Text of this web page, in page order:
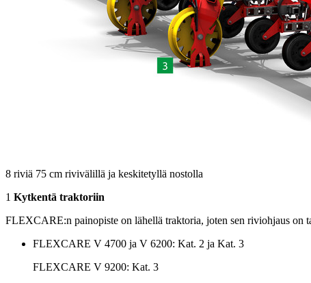
8 riviä 75 cm rivivälillä ja keskitetyllä nostolla
1 Kytkentä traktoriin
FLEXCARE:n painopiste on lähellä traktoria, joten sen riviohjaus on
FLEXCARE V 4700 ja V 6200: Kat. 2 ja Kat. 3
FLEXCARE V 9200: Kat. 3